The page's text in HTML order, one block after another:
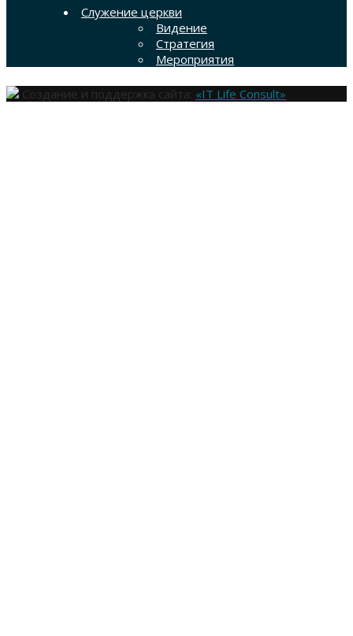
Служение церкви
Видение
Стратегия
Мероприятия
Создание и поддержка сайта: «IT Life Consult»